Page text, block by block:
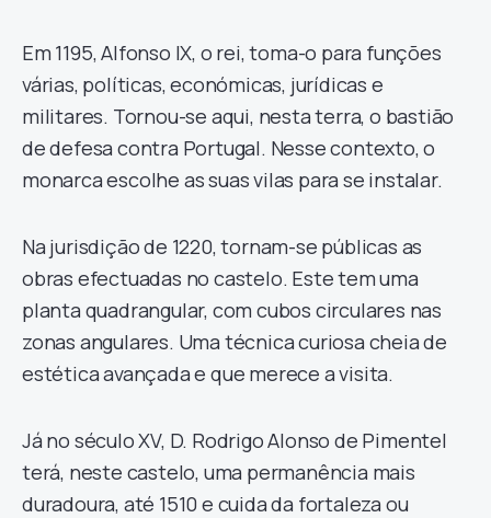
Em 1195, Alfonso IX, o rei, toma-o para funções
várias, políticas, económicas, jurídicas e
militares. Tornou-se aqui, nesta terra, o bastião
de defesa contra Portugal. Nesse contexto, o
monarca escolhe as suas vilas para se instalar.
Na jurisdição de 1220, tornam-se públicas as
obras efectuadas no castelo. Este tem uma
planta quadrangular, com cubos circulares nas
zonas angulares. Uma técnica curiosa cheia de
estética avançada e que merece a visita.
Já no século XV, D. Rodrigo Alonso de Pimentel
terá, neste castelo, uma permanência mais
duradoura, até 1510 e cuida da fortaleza ou